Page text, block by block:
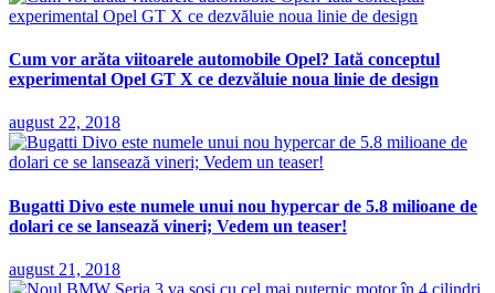
Cum vor arăta viitoarele automobile Opel? Iată conceptul
experimental Opel GT X ce dezvăluie noua linie de design
august 22, 2018
Bugatti Divo este numele unui nou hypercar de 5.8 milioane de
dolari ce se lansează vineri; Vedem un teaser!
august 21, 2018